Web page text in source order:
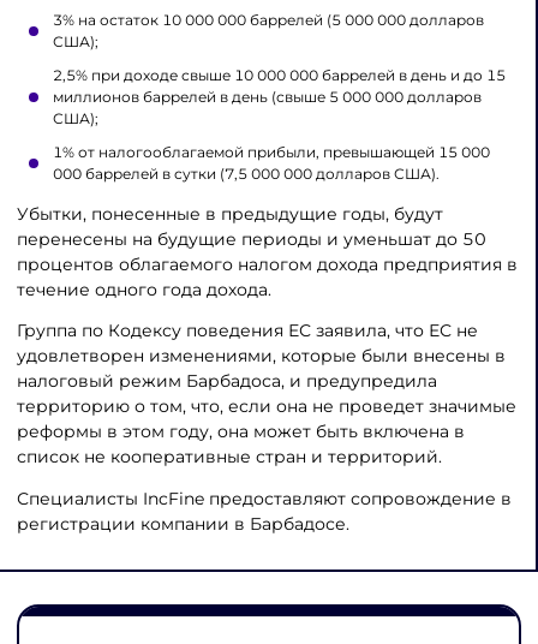
3% на остаток 10 000 000 баррелей (5 000 000 долларов
США);
2,5% при доходе свыше 10 000 000 баррелей в день и до 15
миллионов баррелей в день (свыше 5 000 000 долларов
США);
1% от налогооблагаемой прибыли, превышающей 15 000
000 баррелей в сутки (7,5 000 000 долларов США).
Убытки, понесенные в предыдущие годы, будут
перенесены на будущие периоды и уменьшат до 50
процентов облагаемого налогом дохода предприятия в
течение одного года дохода.
Группа по Кодексу поведения ЕС заявила, что ЕС не
удовлетворен изменениями, которые были внесены в
налоговый режим Барбадоса, и предупредила
территорию о том, что, если она не проведет значимые
реформы в этом году, она может быть включена в
список не кооперативные стран и территорий.
Специалисты IncFine предоставляют сопровождение в
регистрации компании в Барбадосе.